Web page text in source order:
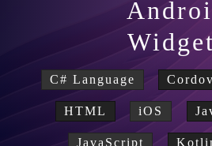
C# Language
HTML iOS
JavaScript